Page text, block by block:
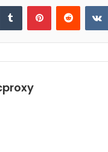
Tumblr PinterestReddit